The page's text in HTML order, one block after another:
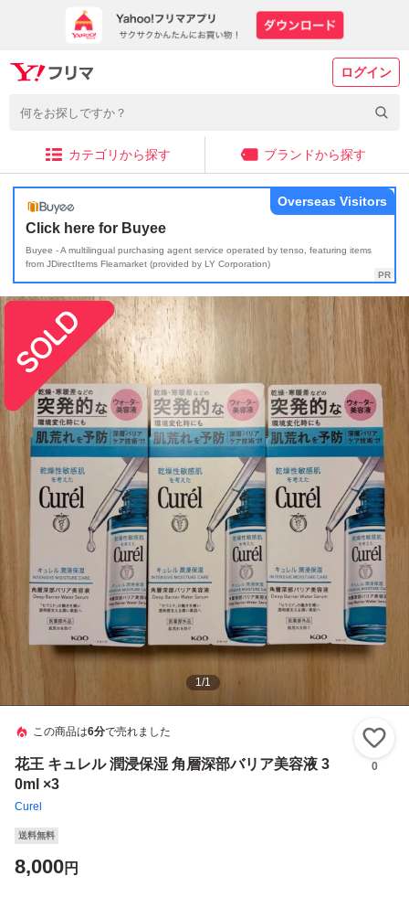
ログイン
カテゴリから探す ブランドから探す
Click here for Buyee
Buyee - A multilingual purchasing agent service operated by tenso, featuring items
from JDirectItems Fleamarket (provided by LY Corporation)
Overseas Visitors
1/1
この商品は6分で売れました
花王 キュレル 潤浸保湿 角層深部バリア美容液 3
0ml ×3
Curel
0
送料無料
8,000円